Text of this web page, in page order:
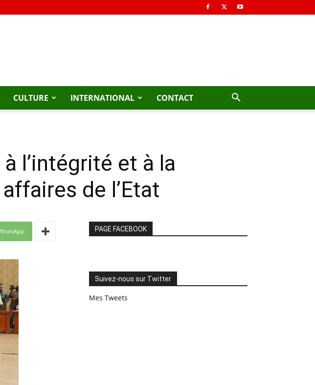
CULTURE INTERNATIONAL CONTACT
l’intégrité et à la
de l’Etat
PAGE FACEBOOK
Suivez-nous sur Twitter
Mes Tweets